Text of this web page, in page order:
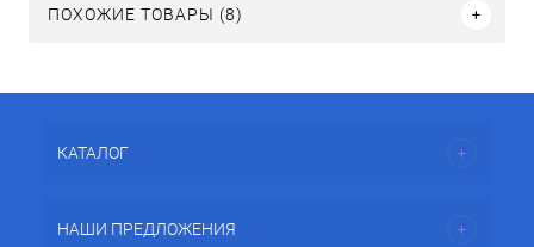
ПОХОЖИЕ ТОВАРЫ (8)
КАТАЛОГ
НАШИ ПРЕДЛОЖЕНИЯ